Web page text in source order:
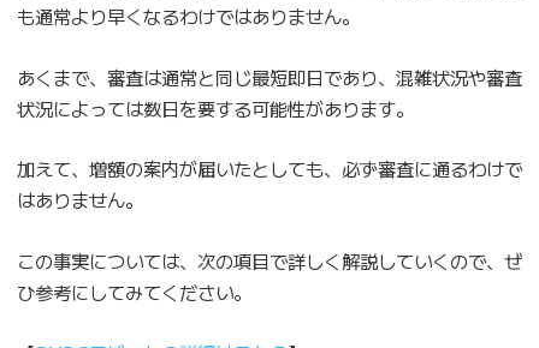
も通常より早くなるわけではありません。
あくまで、審査は通常と同じ最短即日であり、混雑状況や審査
状況によっては数日を要する可能性があります。
加えて、増額の案内が届いたとしても、必ず審査に通るわけで
はありません。
この事実については、次の項目で詳しく解説していくので、ぜ
ひ参考にしてみてください。